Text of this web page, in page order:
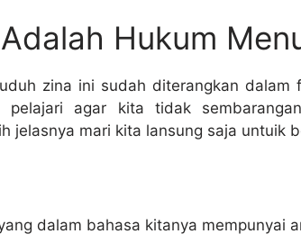
Hukum
zina ini sudah diterangkan dalam
agar kita tidak
jelasnya mari kita lansung saja untuik
dalam bahasa kitanya mempunyai